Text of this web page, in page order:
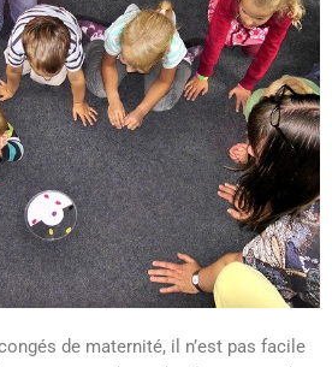
de maternité, il n’est pas facile